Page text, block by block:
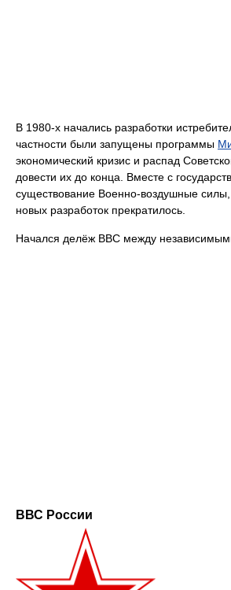
В 1980-х начались разработки
частности были запущены программы
экономический кризис и распад
довести их до конца. Вместе с
существование Военно-воздушные
новых разработок прекратилось.
Начался делёж ВВС между
ВВС России